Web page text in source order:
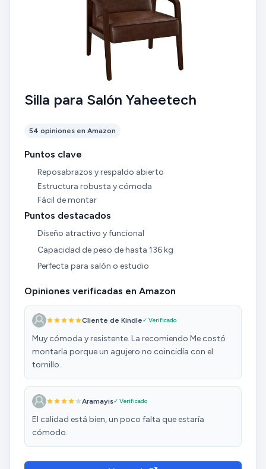
Silla para Salón Yaheetech
54 opiniones en Amazon
Puntos clave
Reposabrazos y respaldo abierto
Estructura robusta y cómoda
Fácil de montar
Puntos destacados
Diseño atractivo y funcional
Capacidad de peso de hasta 136 kg
Perfecta para salón o estudio
Opiniones verificadas en Amazon
Cliente de Kindle✓ Verificado
Muy cómoda y resistente. La recomiendo Me costó
montarla porque un agujero no coincidía con el
tornillo.
Aramayis✓ Verificado
El calidad está bien, un poco falta que estaría
cómodo.